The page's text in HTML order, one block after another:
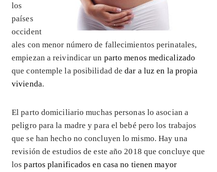
los
países
occident
ales con menor número de fallecimientos perinatales,
empiezan a reivindicar un parto menos medicalizado
que contemple la posibilidad dedar a luz en la propia
vivienda.
El parto domiciliario muchas personas lo asocian a
peligro para la madre y para el bebé pero los trabajos
que se han hecho no concluyen lo mismo. Hay una
revisión de estudios de este año 2018 que concluye que
lospartos planificados en casa no tienen mayor